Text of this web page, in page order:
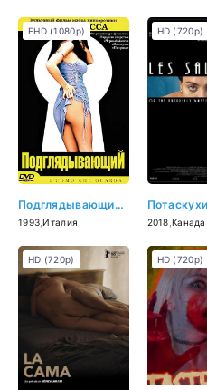
Подглядывающий (1993)
1993 ,Италия
FHD (1080p)
2018 ,Канада
HD (720p)
HD (720p) HD (720p)